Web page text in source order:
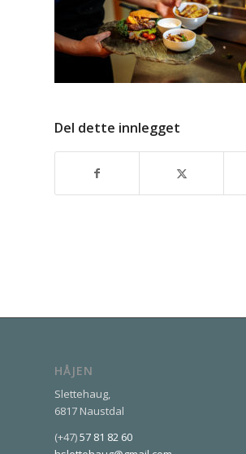
Del dette innlegget
HÅJEN
Slettehaug,
6817 Naustdal
(+47)57 81 82 60